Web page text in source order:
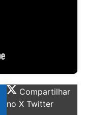
Compartilhar
no X Twitter